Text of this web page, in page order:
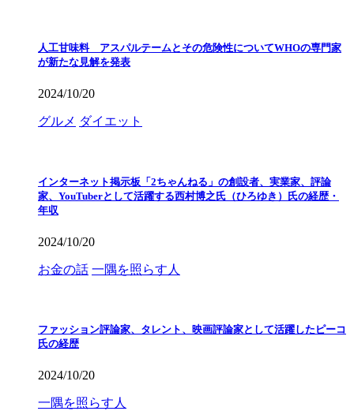
人工甘味料 アスパルテームとその危険性についてWHOの専門家
が新たな見解を発表
2024/10/20
グルメ ダイエット
インターネット掲示板「2ちゃんねる」の創設者、実業家、評論
家、YouTuberとして活躍する西村博之氏（ひろゆき）氏の経歴・
年収
2024/10/20
お金の話 一隅を照らす人
ファッション評論家、タレント、映画評論家として活躍したピーコ
氏の経歴
2024/10/20
一隅を照らす人